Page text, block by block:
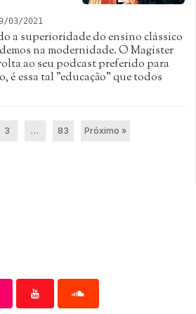
03/2021
a superioridade do ensino clássico
na modernidade. O Magister
ao seu podcast preferido para
é essa tal "educação" que todos
3 … 83 Próximo »